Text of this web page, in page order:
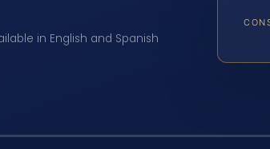
in English and Spanish